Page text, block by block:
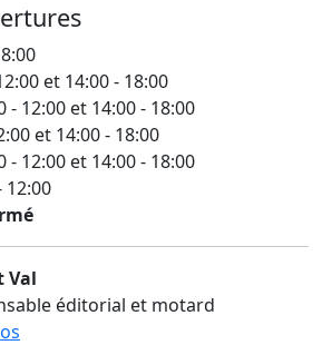
et 14:00 - 18:00
- 12:00 et 14:00 - 18:00
et 14:00 - 18:00
- 12:00 et 14:00 - 18:00
12:00
Val
éditorial et motard